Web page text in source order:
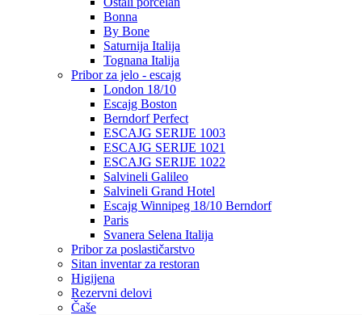
Bonna
By Bone
Saturnija Italija
Tognana Italija
Pribor za jelo - escajg
London 18/10
Escajg Boston
Berndorf Perfect
ESCAJG SERIJE 1003
ESCAJG SERIJE 1021
ESCAJG SERIJE 1022
Salvineli Galileo
Salvineli Grand Hotel
Escajg Winnipeg 18/10 Berndorf
Paris
Svanera Selena Italija
Pribor za poslastičarstvo
Sitan inventar za restoran
Higijena
Rezervni delovi
Čaše